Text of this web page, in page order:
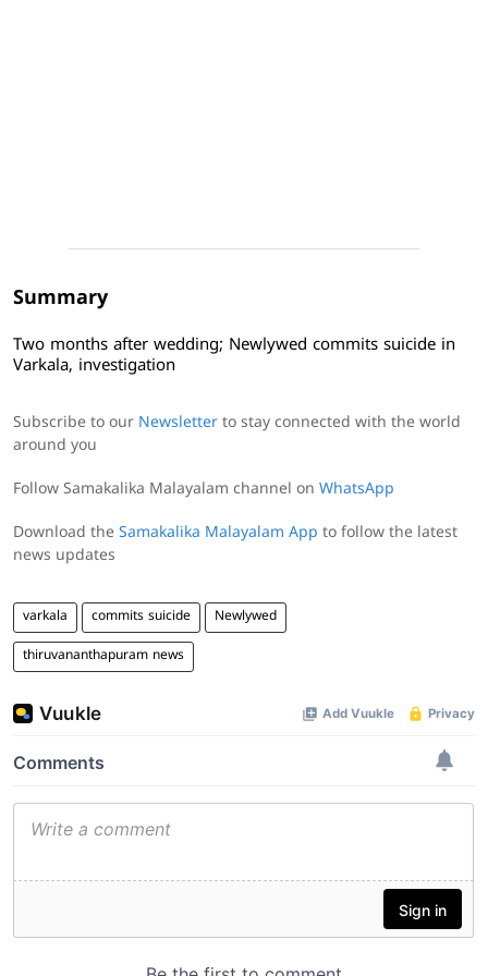
Summary
Two months after wedding; Newlywed commits suicide in
Varkala, investigation
Subscribe to our Newsletter to stay connected with the world
around you
Follow Samakalika Malayalam channel on WhatsApp
Download the Samakalika Malayalam App to follow the latest
news updates
varkala commits suicide Newlywed
thiruvananthapuram news